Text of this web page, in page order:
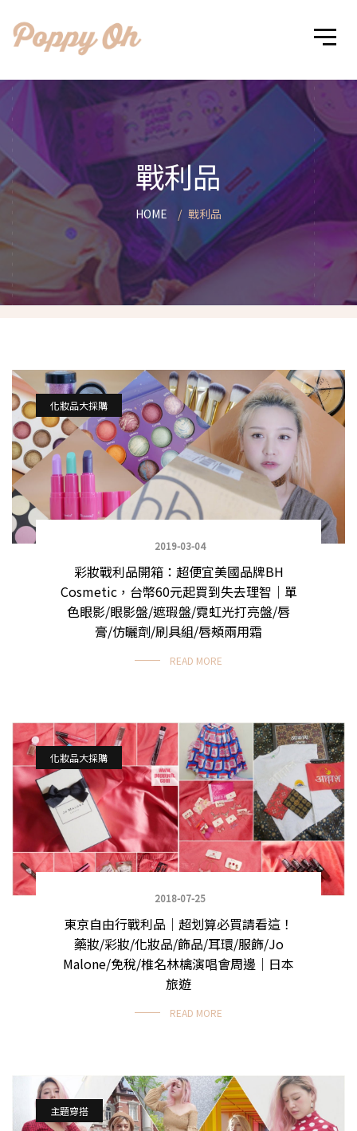
戰利品
HOME 戰利品
化妝品大採購
2019-03-04
彩妝戰利品開箱：超便宜美國品牌BH
Cosmetic，台幣60元起買到失去理智｜單
色眼影/眼影盤/遮瑕盤/霓虹光打亮盤/唇
膏/仿曬劑/刷具組/唇頰兩用霜
READ MORE
化妝品大採購
2018-07-25
東京自由行戰利品｜超划算必買請看這！
藥妝/彩妝/化妝品/飾品/耳環/服飾/Jo
Malone/免稅/椎名林檎演唱會周邊｜日本
旅遊
READ MORE
主題穿搭